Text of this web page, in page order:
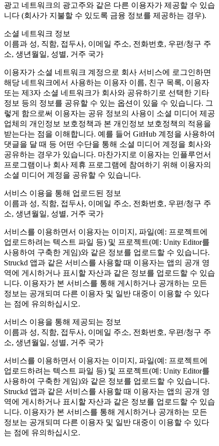
简化多人游戏开发
광고 네트워크의 광고주와 같은 다른 이용자가 제공할 수 있습
니다 (회사가 지불할 수 있도록 금융 정보를 제공하는 경우).
소셜 네트워크 정보
이름과 성, 직함, 접두사, 이메일 주소, 전화번호, 우편/청구 주
소, 생년월일, 성별, 거주 국가
이용자가 소셜 네트워크 계정으로 회사 서비스에 로그인하면
해당 네트워크에서 사용하는 이용자 이름, 친구 목록, 이용자
또는 제3자 소셜 네트워크가 회사와 공유하기로 선택한 기타
정보 등의 정보를 공유할 수 있는 옵션이 있을 수 있습니다. 그
렇게 함으로써 이용자는 공유 정보의 사용이 소셜 미디어 제공
업체의 개인정보 보호정책과 본 개인정보 보호정책의 적용을
받는다는 점을 이해합니다. 예를 들어 GitHub 계정을 사용하여
댓글을 달 때 등 어떤 수단을 통해 소셜 미디어 계정을 회사와
공유하는 경우가 있습니다. 마찬가지로 이용자는 인플루언서
프로그램이나 회사 제휴 프로그램에 참여하기 위해 이용자의
소셜 미디어 계정을 공유할 수 있습니다.
서비스 이용을 통해 업로드된 정보
이름과 성, 직함, 접두사, 이메일 주소, 전화번호, 우편/청구 주
소, 생년월일, 성별, 거주 국가
서비스를 이용하면서 이용자는 이미지, 파일(예: 프로젝트에
업로드하려는 텍스트 파일 등) 및 프로젝트(예: Unity Editor를
사용하여 구축한 게임)와 같은 정보를 업로드할 수 있습니다.
Struckd 앱과 같은 서비스를 사용할 때 이용자는 앱의 공개 영
역에 게시하거나 표시할 자산과 같은 정보를 업로드할 수 있습
니다. 이용자가 본 서비스를 통해 게시하거나 공개하는 모든
정보는 공개되며 다른 이용자 및 일반 대중이 이용할 수 있다
는 점에 유의하십시오.
서비스 이용을 통해 제공되는 정보
이름과 성, 직함, 접두사, 이메일 주소, 전화번호, 우편/청구 주
소, 생년월일, 성별, 거주 국가
서비스를 이용하면서 이용자는 이미지, 파일(예: 프로젝트에
업로드하려는 텍스트 파일 등) 및 프로젝트(예: Unity Editor를
사용하여 구축한 게임)와 같은 정보를 업로드할 수 있습니다.
Struckd 앱과 같은 서비스를 사용할 때 이용자는 앱의 공개 영
역에 게시하거나 표시할 자산과 같은 정보를 업로드할 수 있습
니다. 이용자가 본 서비스를 통해 게시하거나 공개하는 모든
정보는 공개되며 다른 이용자 및 일반 대중이 이용할 수 있다
는 점에 유의하십시오.